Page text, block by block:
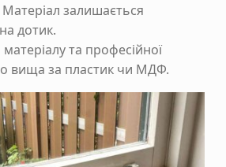
Матеріал залишається
дотик.
матеріалу та професійної
вища за пластик чи МДФ.